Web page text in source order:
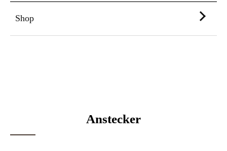
Shop
Anstecker